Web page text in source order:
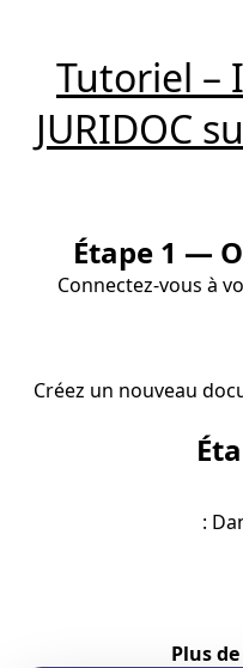
Tutoriel –
JURIDOC
Étape 1 —
Connectez-vous à
Créez un nouveau
Plus